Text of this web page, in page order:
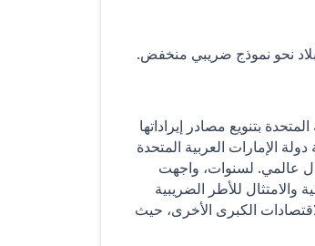
نحو نموذج ضريبي منخفض.
بتنويع مصادر إيراداتها
الإمارات العربية المتحدة
عالمي. لسنوات، واجهت
والامتثال للأطر الضريبية
9٪ منخفض جدًا مقارنة بالاقتصادات الكبرى الأخرى، حيث